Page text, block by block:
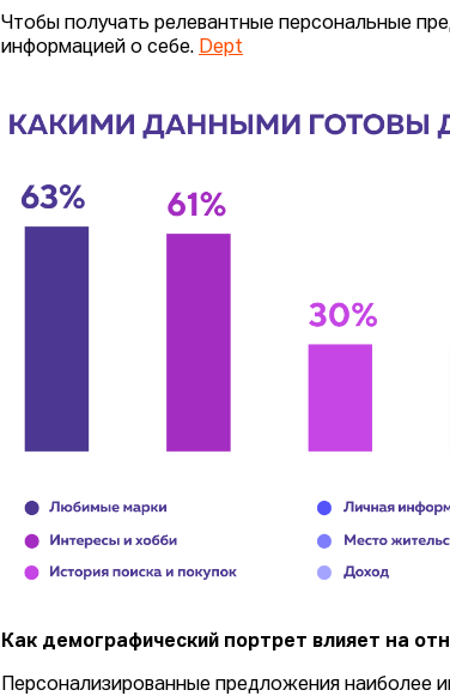
Чтобы получать релевантные персональные
информацией о себе. Dept
Как демографический портрет влияет на
Персонализированные предложения наиболее